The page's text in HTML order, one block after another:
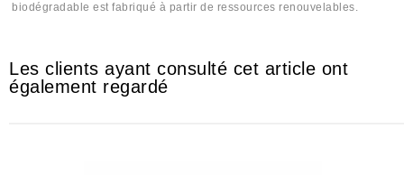
biodégradable est fabriqué à partir de ressources renouvelables.
Les clients ayant consulté cet article ont
également regardé